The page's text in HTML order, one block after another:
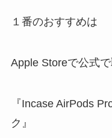
１番のおすすめは
Apple Storeで公式
『Incase AirPods
ク』